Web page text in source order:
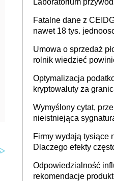
Laboratorium
Fatalne dane z
nawet 18 tys.
Umowa o sprzedaż
rolnik wiedzieć
Optymalizacja
kryptowaluty za
Wymyślony cytat,
nieistniejąca
firmie
Firmy wydają tysiące
Dlaczego efekty
Odpowiedzialność
rekomendacje